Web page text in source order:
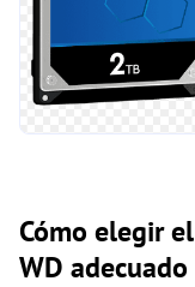
Cómo elegir
WD adecuado